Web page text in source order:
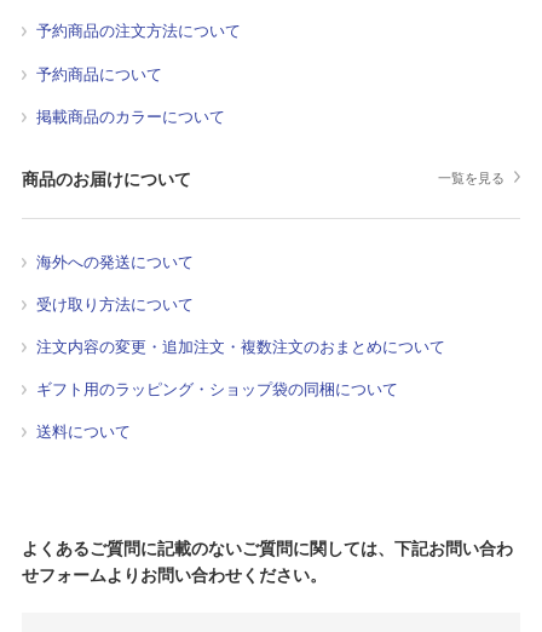
予約商品の注文方法について
予約商品について
掲載商品のカラーについて
商品のお届けについて 一覧を見る
海外への発送について
受け取り方法について
注文内容の変更・追加注文・複数注文のおまとめについて
ギフト用のラッピング・ショップ袋の同梱について
送料について
よくあるご質問に記載のないご質問に関しては、下記お問い合わ
せフォームよりお問い合わせください。